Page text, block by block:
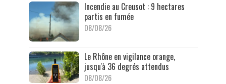
Incendie au Creusot : 9 hectares
partis en fumée
08/08/26
Le Rhône en vigilance orange,
jusqu'à 36 degrés attendus
08/08/26